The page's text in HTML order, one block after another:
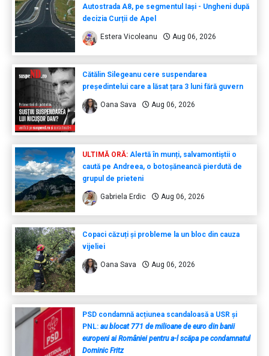
Autostrada A8, pe segmentul Iași - Ungheni după
decizia Curții de Apel
Estera Vicoleanu Aug 06, 2026
Cătălin Silegeanu cere suspendarea
președintelui care a lăsat țara 3 luni fără guvern
Oana Sava Aug 06, 2026
ULTIMĂ ORĂ:Alertă în munți, salvamontiștii o
caută pe Andreea, o botoșăneancă pierdută de
grupul de prieteni
Gabriela Erdic Aug 06, 2026
Copaci căzuți și probleme la un bloc din cauza
vijeliei
Oana Sava Aug 06, 2026
PSD condamnă acțiunea scandaloasă a USR și
PNL: au blocat 771 de milioane de euro din banii
europeni ai României pentru a-l scăpa pe condamnatul
Dominic Fritz